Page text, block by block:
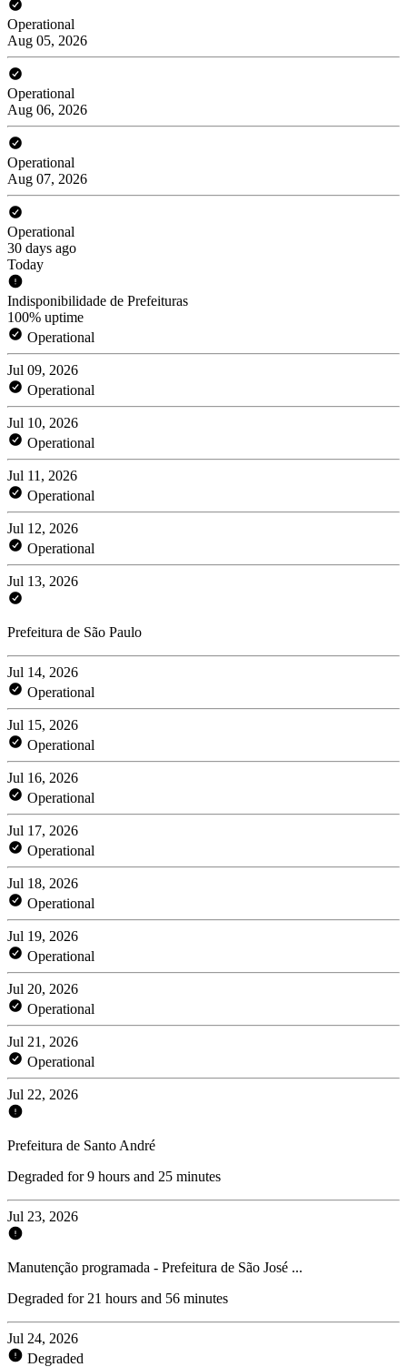
Operational
Aug 05, 2026
Operational
Aug 06, 2026
Operational
Aug 07, 2026
Operational
30 days ago
Today
Indisponibilidade de Prefeituras
100% uptime
Operational
Jul 09, 2026
Operational
Jul 10, 2026
Operational
Jul 11, 2026
Operational
Jul 12, 2026
Operational
Jul 13, 2026
Prefeitura de São Paulo
Jul 14, 2026
Operational
Jul 15, 2026
Operational
Jul 16, 2026
Operational
Jul 17, 2026
Operational
Jul 18, 2026
Operational
Jul 19, 2026
Operational
Jul 20, 2026
Operational
Jul 21, 2026
Operational
Jul 22, 2026
Prefeitura de Santo André
Degraded for 9 hours and 25 minutes
Jul 23, 2026
Manutenção programada - Prefeitura de São José ...
Degraded for 21 hours and 56 minutes
Jul 24, 2026
Degraded